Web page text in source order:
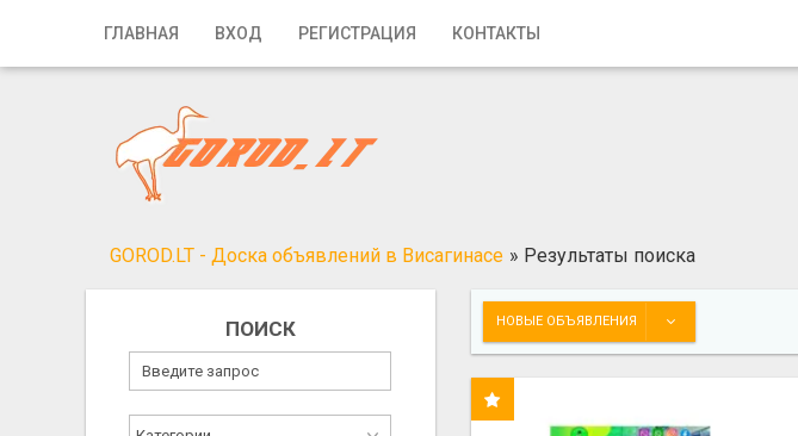
ГЛАВНАЯ ВХОД РЕГИСТРАЦИЯ КОНТАКТЫ
Главная
Регистрация
Добавить объявление
GOROD.LT - Доска объявлений в Висагинасе » Результаты поиска
ПОИСК НОВЫЕ ОБЪЯВЛЕНИЯ